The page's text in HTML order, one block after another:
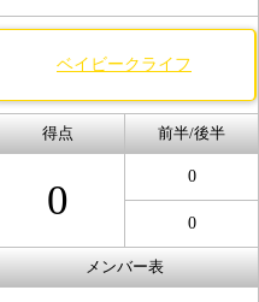
ベイビークライフ
得点 前半/後半
0
0
0
メンバー表